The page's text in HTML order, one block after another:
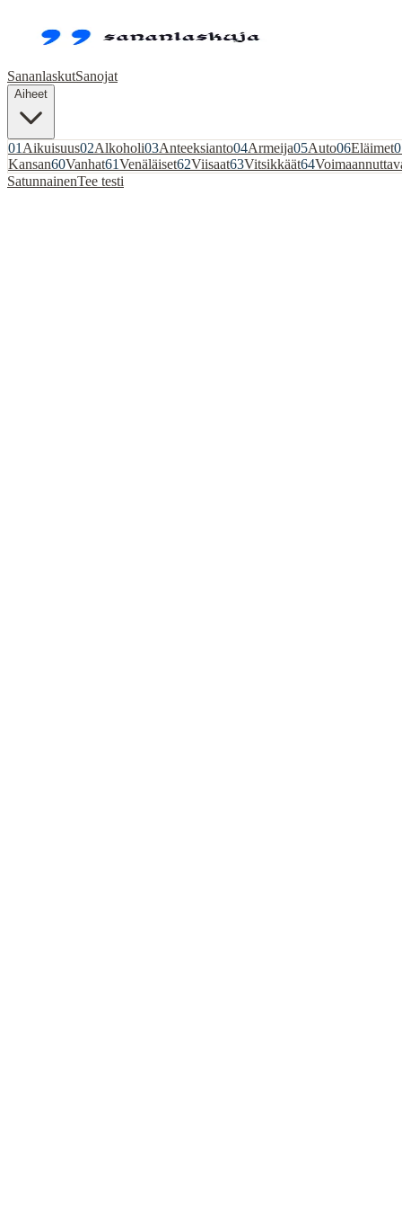
SananlaskutSanojat
Aiheet
01 Aikuisuus02Alkoholi03Anteeksianto04Armeija05Auto06Eläimet
Kansan60Vanhat61Venäläiset62Viisaat63Vitsikkäät64
SatunnainenTee testi